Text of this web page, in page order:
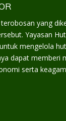
yang
Yayasan
mengelola
dapat memberi
serta